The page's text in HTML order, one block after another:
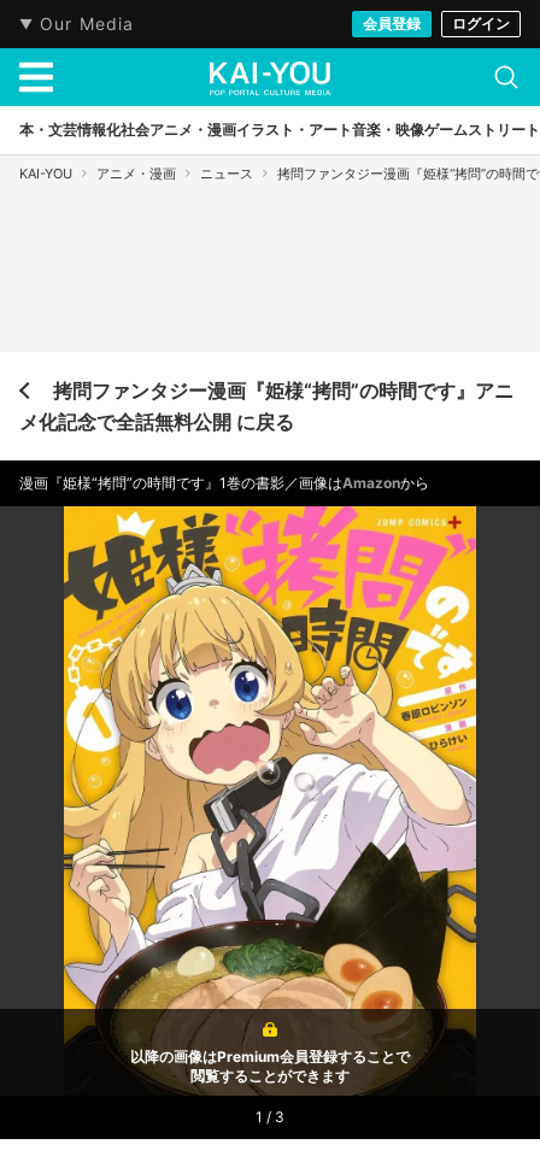
Our Media 会員登録 ログイン
本・文芸情報化社会アニメ・漫画イラスト・アート音楽・映像ゲームストリート
KAI-YOU アニメ・漫画 ニュース 拷問ファンタジー漫画『姫様“拷問”の時間
拷問ファンタジー漫画『姫様“拷問”の時間です』アニ
メ化記念で全話無料公開 に戻る
漫画『姫様“拷問”の時間です』1巻の書影／画像はAmazonから
以降の画像はPremium会員登録することで
閲覧することができます
1 / 3